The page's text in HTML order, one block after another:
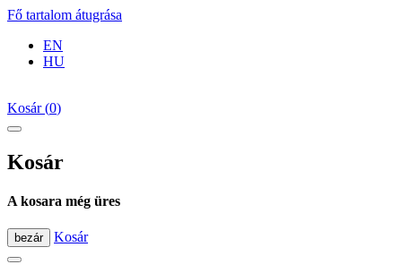
Fő tartalom átugrása
EN
HU
Kosár(0)
Kosár
A kosara még üres
bezár Kosár